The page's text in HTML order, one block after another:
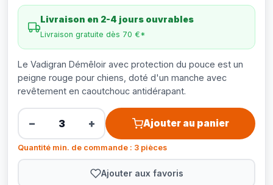
Livraison en 2-4 jours ouvrables
Livraison gratuite dès 70 €*
Le Vadigran Démêloir avec protection du pouce est un
peigne rouge pour chiens, doté d'un manche avec
revêtement en caoutchouc antidérapant.
− + Ajouter au panier
Quantité min. de commande : 3 pièces
Ajouter aux favoris